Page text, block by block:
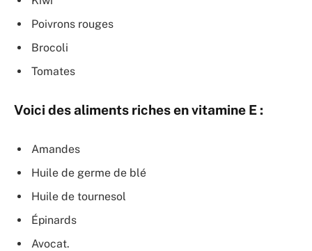
Poivrons rouges
Brocoli
Tomates
Voici des aliments riches en vitamine E :
Amandes
Huile de germe de blé
Huile de tournesol
Épinards
Avocat.